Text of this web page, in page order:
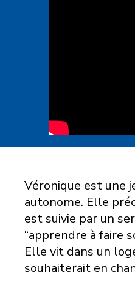
Véronique est une
autonome. Elle
est suivie par un
“apprendre à faire
Elle vit dans un
souhaiterait en